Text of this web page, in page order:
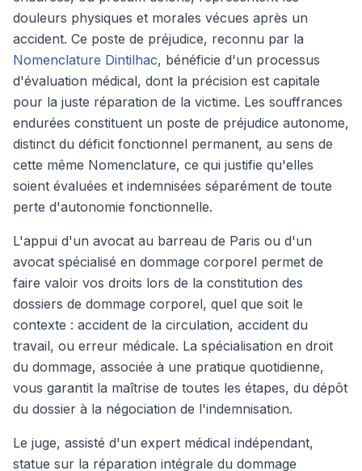
douleurs physiques et morales vécues après un
accident. Ce poste de préjudice, reconnu par la
Nomenclature Dintilhac, bénéficie d'un processus
d'évaluation médical, dont la précision est capitale
pour la juste réparation de la victime. Les souffrances
endurées constituent un poste de préjudice autonome,
distinct du déficit fonctionnel permanent, au sens de
cette même Nomenclature, ce qui justifie qu'elles
soient évaluées et indemnisées séparément de toute
perte d'autonomie fonctionnelle.
L'appui d'un avocat au barreau de Paris ou d'un
avocat spécialisé en dommage corporel permet de
faire valoir vos droits lors de la constitution des
dossiers de dommage corporel, quel que soit le
contexte : accident de la circulation, accident du
travail, ou erreur médicale. La spécialisation en droit
du dommage, associée à une pratique quotidienne,
vous garantit la maîtrise de toutes les étapes, du dépôt
du dossier à la négociation de l'indemnisation.
Le juge, assisté d'un expert médical indépendant,
statue sur la réparation intégrale du dommage